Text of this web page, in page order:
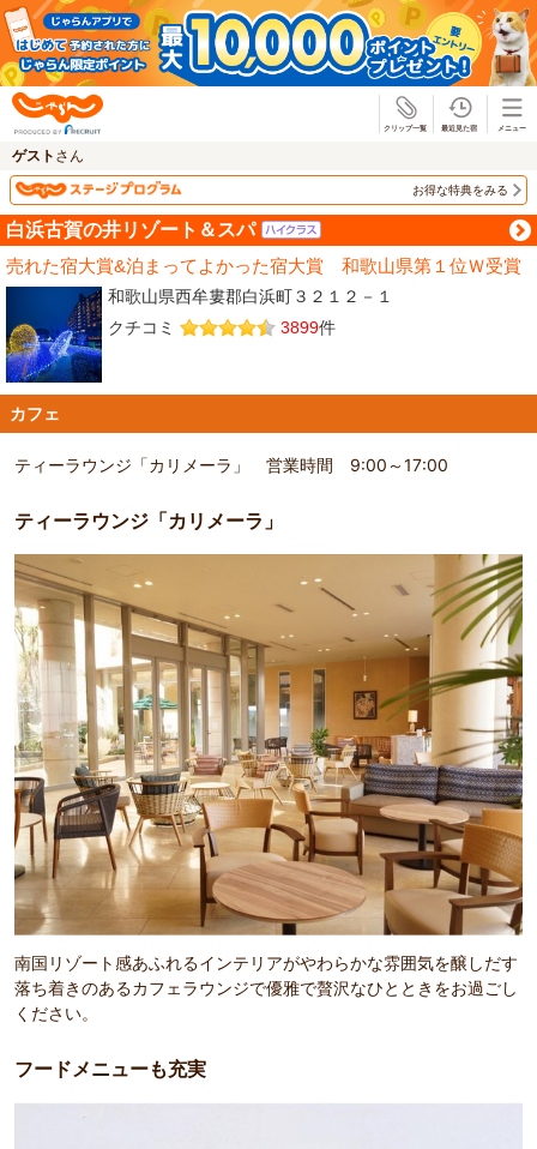
ゲスト さん
お得な特典をみる
白浜古賀の井リゾート＆スパ
売れた宿大賞&泊まってよかった宿大賞 和歌山県第１位Ｗ受賞
和歌山県西牟婁郡白浜町３２１２－１
クチコミ
3899件
カフェ
ティーラウンジ「カリメーラ」 営業時間 9:00～17:00
ティーラウンジ「カリメーラ」
南国リゾート感あふれるインテリアがやわらかな雰囲気を醸しだす
落ち着きのあるカフェラウンジで優雅で贅沢なひとときをお過ごし
ください。
フードメニューも充実